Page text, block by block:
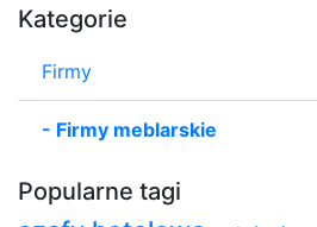
Kategorie
Firmy
- Firmy meblarskie
Popularne tagi